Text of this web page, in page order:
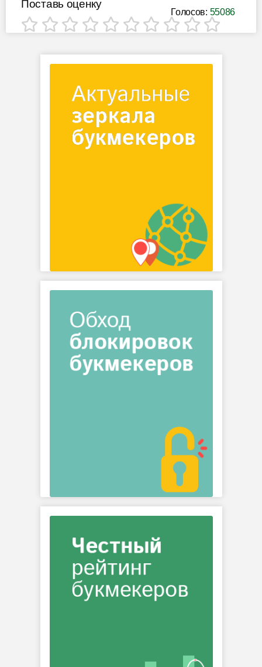
Голосов: 55086
Поставь оценку